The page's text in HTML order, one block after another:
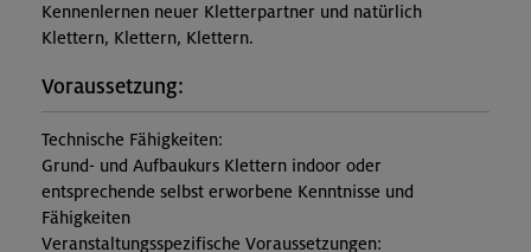
Kennenlernen neuer Kletterpartner und natürlich
Klettern, Klettern, Klettern.
Voraussetzung:
Technische Fähigkeiten:
Grund- und Aufbaukurs Klettern indoor oder
entsprechende selbst erworbene Kenntnisse und
Fähigkeiten
Veranstaltungsspezifische Voraussetzungen: